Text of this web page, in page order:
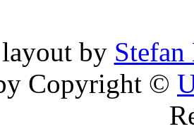
by Stefan
Copyright ©